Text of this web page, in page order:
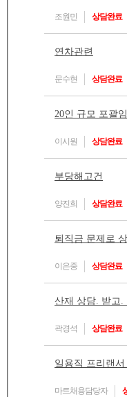
조원민 상담완료
연차관련
문수현 상담완료
20인 규모 포괄
이시원 상담완료
부당해고건
양진희 상담완료
퇴직금 문제로
이은중 상담완료
산재 상담. 받고.
곽경석 상담완료
일용직 프리랜
마트채용담당자